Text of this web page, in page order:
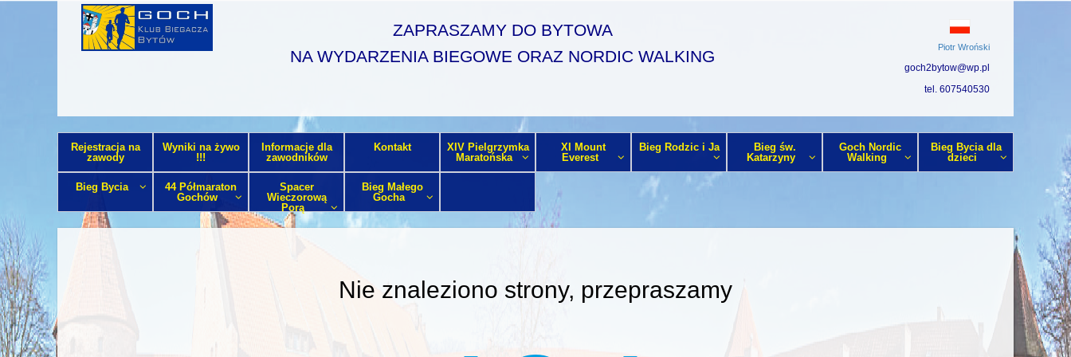
ZAPRASZAMY DO BYTOWA
NA WYDARZENIA BIEGOWE ORAZ NORDIC WALKING
Piotr Wroński
goch2bytow@wp.pl
tel. 607540530
Rejestracja na
zawody
Wyniki na żywo
!!!
Informacje dla
zawodników
Kontakt
XIV Pielgrzymka
Maratońska
XI Mount
Everest
Bieg Rodzic i Ja
Bieg św.
Katarzyny
Goch Nordic
Walking
Bieg Bycia dla
dzieci
Bieg Bycia
44 Półmaraton
Gochów
Spacer
Wieczorową
Porą
Bieg Małego
Gocha
Nie znaleziono strony, przepraszamy